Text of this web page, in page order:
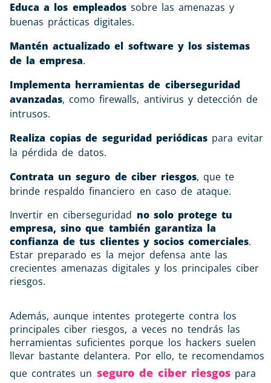
Educa a los empleadossobre las amenazas y
buenas prácticas digitales.
Mantén actualizado el software y los sistemas
de la empresa.
Implementa herramientas de ciberseguridad
avanzadas, como firewalls, antivirus y detección de
intrusos.
Realiza copias de seguridad periódicaspara evitar
la pérdida de datos.
Contrata un seguro de ciber riesgos, que te
brinde respaldo financiero en caso de ataque.
Invertir en ciberseguridad no solo protege tu
empresa, sino que también garantiza la
confianza de tus clientes y socios comerciales.
Estar preparado es la mejor defensa ante las
crecientes amenazas digitales y los principales ciber
riesgos.
Además, aunque intentes protegerte contra los
principales ciber riesgos, a veces no tendrás las
herramientas suficientes porque los hackers suelen
llevar bastante delantera. Por ello, te recomendamos
que contrates un seguro de ciber riesgos para